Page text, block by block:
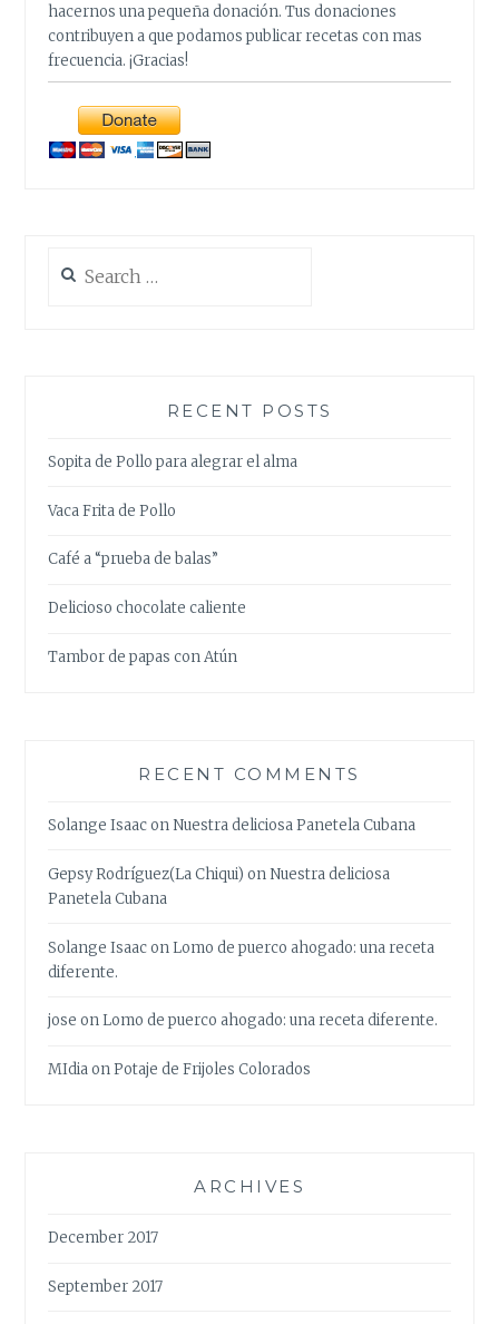
hacernos una pequeña donación. Tus donaciones
contribuyen a que podamos publicar recetas con mas
frecuencia. ¡Gracias!
for:
RECENT POSTS
Sopita de Pollo para alegrar el alma
Vaca Frita de Pollo
Café a “prueba de balas”
Delicioso chocolate caliente
Tambor de papas con Atún
RECENT COMMENTS
Solange IsaaconNuestra deliciosa Panetela Cubana
Gepsy Rodríguez(La Chiqui) onNuestra deliciosa
Panetela Cubana
Solange IsaaconLomo de puerco ahogado: una receta
diferente.
jose onLomo de puerco ahogado: una receta diferente.
MIdiaonPotaje de Frijoles Colorados
ARCHIVES
December 2017
September 2017